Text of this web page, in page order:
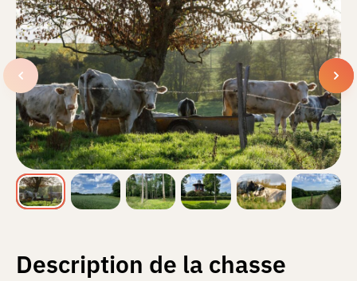
Description de la chasse